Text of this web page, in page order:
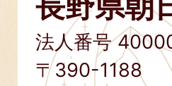
法人番号
〒390-1188